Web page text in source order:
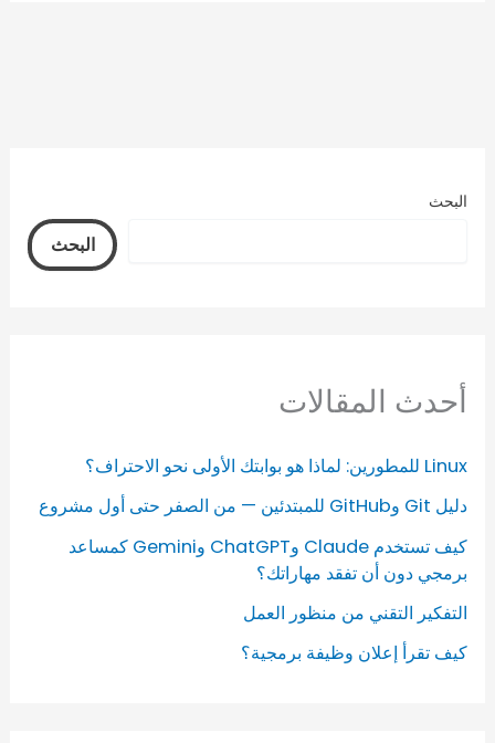
البحث
البحث
أحدث المقالات
Linux للمطورين: لماذا هو بوابتك الأولى نحو الاحتراف؟
دليل Git وGitHub للمبتدئين — من الصفر حتى أول مشروع
كيف تستخدم Claude وChatGPT وGemini كمساعد
برمجي دون أن تفقد مهاراتك؟
التفكير التقني من منظور العمل
كيف تقرأ إعلان وظيفة برمجية؟